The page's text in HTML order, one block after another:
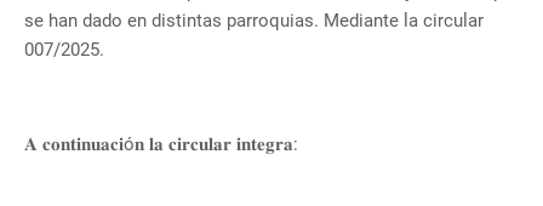
se han dado en distintas parroquias. Mediante la circular
007/2025.
𝐀 𝐜𝐨𝐧𝐭𝐢𝐧𝐮𝐚𝐜𝐢ó𝐧 𝐥𝐚 𝐜𝐢𝐫𝐜𝐮𝐥𝐚𝐫 𝐢𝐧𝐭𝐞𝐠𝐫𝐚: